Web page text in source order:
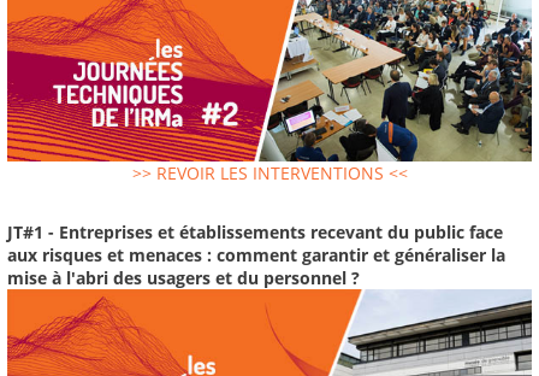
>> REVOIR LES INTERVENTIONS <<
JT#1 - Entreprises et établissements recevant du public face
aux risques et menaces : comment garantir et généraliser la
mise à l'abri des usagers et du personnel ?